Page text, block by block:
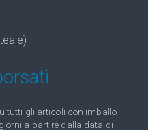
tutti gli articoli con imballo
a partire dalla data di